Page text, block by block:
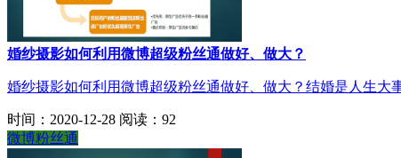
婚纱摄影如何利用微博超级粉丝通做好、做大？
婚纱摄影如何利用微博超级粉丝通做好、做大？结婚是人生
时间：2020-12-28 阅读：92
微博粉丝通